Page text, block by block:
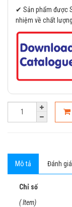
✔ Sản phẩm được
nhiệm về chất
Mô tả Đánh
Chỉ số
( Item)